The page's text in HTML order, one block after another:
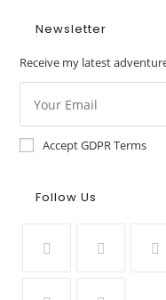
Newsletter
Receive my latest
Accept GDPR Terms
Follow Us